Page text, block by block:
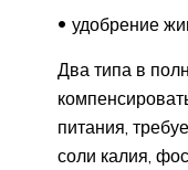
удобрение
Два типа в
питания,
соли калия,